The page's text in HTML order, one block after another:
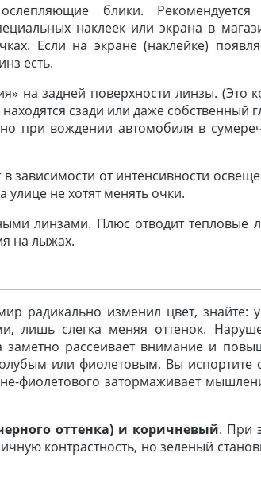
блики. Рекомендуется
наклеек или экрана в
Если на экране (наклейке)
есть.
на задней поверхности линзы. (Это
сзади или даже собственный
при вождении автомобиля в
зависимости от интенсивности
не хотят менять очки.
линзами. Плюс отводит тепловые
на лыжах.
радикально изменил цвет, знайте:
лишь слегка меняя оттенок.
рассеивает внимание и
или фиолетовым. Вы испортите
фиолетового затормаживает
оттенка) и коричневый. При
контрастность, но зеленый